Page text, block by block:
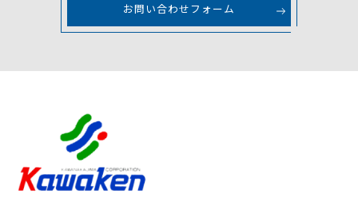
お問い合わせフォーム